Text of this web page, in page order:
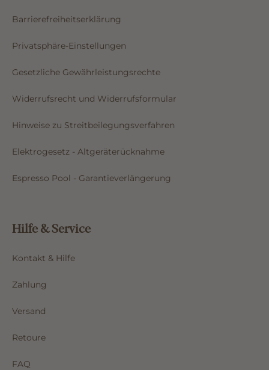
Barrierefreiheitserklärung
Privatsphäre-Einstellungen
Gesetzliche Gewährleistungsrechte
Widerrufsrecht und Widerrufsformular
Hinweise zu Streitbeilegungsverfahren
Elektrogesetz - Altgeräterücknahme
Espresso Pool - Garantieverlängerung
Hilfe & Service
Kontakt & Hilfe
Zahlung
Versand
Retoure
FAQ